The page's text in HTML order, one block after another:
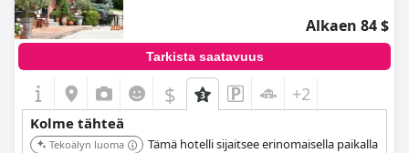
Alkaen 84 $
Tarkista saatavuus
$ +2
Kolme tähteä
Tekoälyn luoma
Tämä hotelli sijaitsee erinomaisella paikalla